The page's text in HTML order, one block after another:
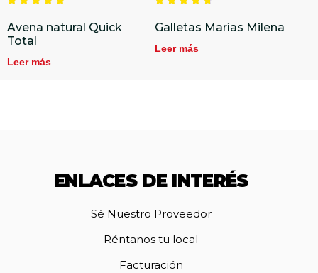
en
5.00
de 5
Avena natural Quick
Total
Leer más
en
4.75
Galletas Marías Milena
Leer más
ENLACES DE INTERÉS
Sé Nuestro Proveedor
Réntanos tu local
Facturación